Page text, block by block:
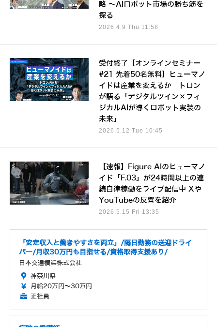
略 ～AIロボット市場の勝ち筋を
探る
2026.4.9 Thu 11:58
受付終了【オンラインセミナー
#21 先着50名無料】ヒューマノ
イドは産業を変えるか トロン
が語る「デジタルツイン×フィ
ジカルAIが導くロボット実装の
未来」
2026.5.12 Tue 10:45
【速報】Figure AIのヒューマノ
イド「F.03」が24時間以上の連
続自律稼働をライブ配信中 Xや
YouTubeの反響を紹介
2026.5.15 Fri 13:35
「安定収入と働きやすさを両立」/隔日勤務の送迎ドライ
バー/月収30万円も目指せる/資格取得支援あり/
日本交通横浜株式会社
神奈川県
月給20万円～30万円
正社員